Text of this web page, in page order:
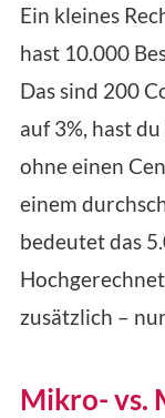
Ein kleines
hast 10.000
Das sind 200
auf 3%, hast
ohne einen
einem
bedeutet das
zusätzlich –
Mikro- vs.